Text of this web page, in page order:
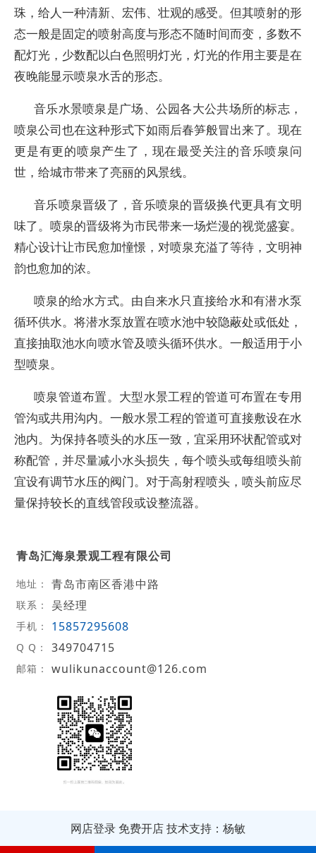
珠，给人一种清新、宏伟、壮观的感受。但其喷射的形
态一般是固定的喷射高度与形态不随时间而变，多数不
配灯光，少数配以白色照明灯光，灯光的作用主要是在
夜晚能显示喷泉水舌的形态。
音乐水景喷泉是广场、公园各大公共场所的标志，
喷泉公司也在这种形式下如雨后春笋般冒出来了。现在
更是有更的喷泉产生了，现在最受关注的音乐喷泉问
世，给城市带来了亮丽的风景线。
音乐喷泉晋级了，音乐喷泉的晋级换代更具有文明
味了。喷泉的晋级将为市民带来一场烂漫的视觉盛宴。
精心设计让市民愈加憧憬，对喷泉充溢了等待，文明神
韵也愈加的浓。
喷泉的给水方式。由自来水只直接给水和有潜水泵
循环供水。将潜水泵放置在喷水池中较隐蔽处或低处，
直接抽取池水向喷水管及喷头循环供水。一般适用于小
型喷泉。
喷泉管道布置。大型水景工程的管道可布置在专用
管沟或共用沟内。一般水景工程的管道可直接敷设在水
池内。为保持各喷头的水压一致，宜采用环状配管或对
称配管，并尽量减小水头损失，每个喷头或每组喷头前
宜设有调节水压的阀门。对于高射程喷头，喷头前应尽
量保持较长的直线管段或设整流器。
青岛汇海泉景观工程有限公司
地址： 青岛市南区香港中路
联系： 吴经理
手机： 15857295608
Q Q： 349704715
邮箱： wulikunaccount@126.com
网店登录 免费开店技术支持：杨敏